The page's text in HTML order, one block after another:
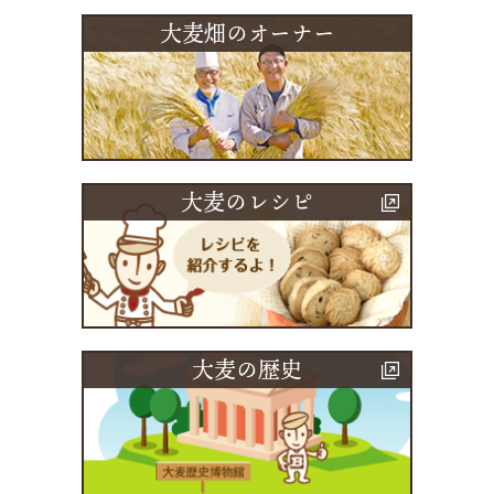
大麦畑のオーナー
大麦のレシピ
大麦の歴史